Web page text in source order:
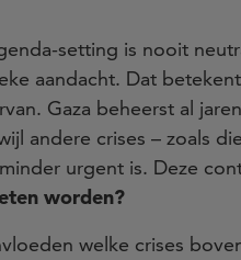
setting is nooit
aandacht. Dat
Gaza beheerst al
andere crises – zoals
urgent is. Deze
worden?
welke crises